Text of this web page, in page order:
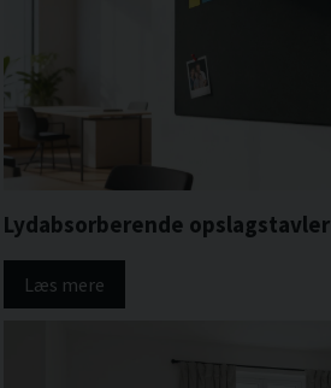
Lydabsorberende opslagstavler
Læs mere